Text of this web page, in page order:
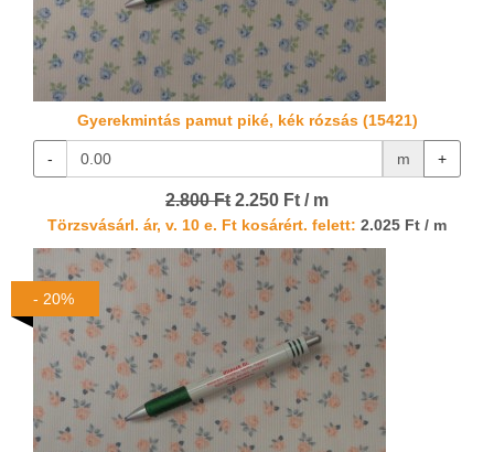
Gyerekmintás pamut piké, kék rózsás (15421)
- m +
2.800 Ft 2.250 Ft / m
Törzsvásárl. ár, v. 10 e. Ft kosárért. felett: 2.025 Ft / m
- 20%